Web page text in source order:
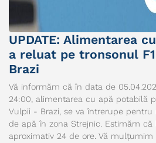
UPDATE: Alimentarea
a reluat pe tronsonul
Brazi
Vă informăm că în data de
24:00, alimentarea cu apă potabilă
Vulpii - Brazi, se va întrerupe pentru
de apă în zona Strejnic. Estimăm că
aproximativ 24 de ore. Vă mulțumim